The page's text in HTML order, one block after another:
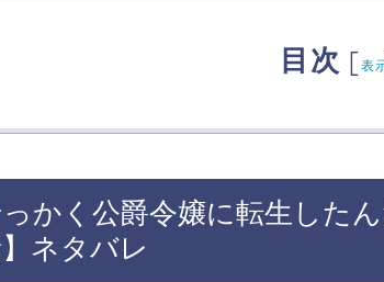
目次 [表
かく公爵令嬢に転生した
ネタバレ